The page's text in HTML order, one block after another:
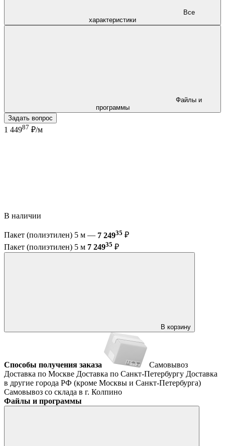
характеристики
программы
Задать вопрос
1 44987 ₽/м
В наличии
Пакет (полиэтилен) 5 м — 7 24935 ₽
Пакет (полиэтилен) 5 м 7 24935 ₽
В корзину
Способы получения заказа
Самовывоз
Доставка по Москве Доставка по Санкт-Петербургу Доставка
в другие города РФ (кроме Москвы и Санкт-Петербурга)
Самовывоз со склада в г. Колпино
Файлы и программы